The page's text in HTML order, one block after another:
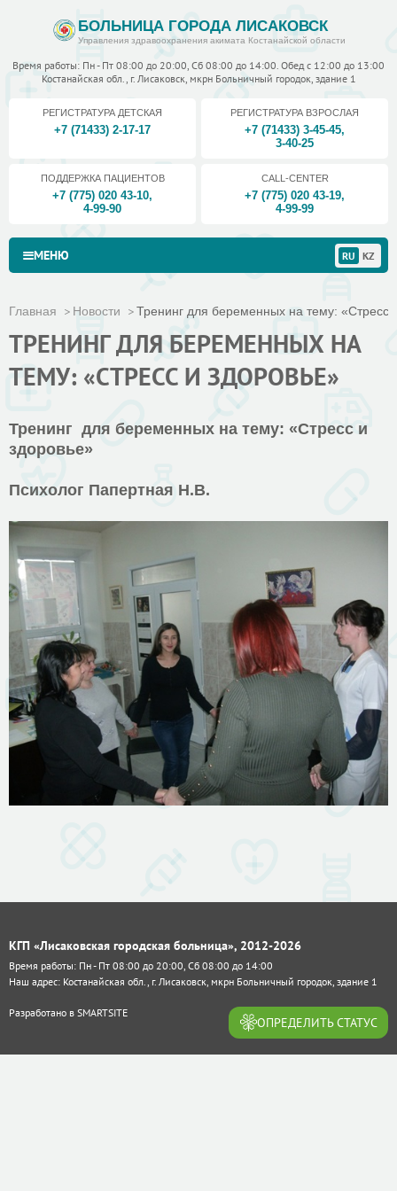
БОЛЬНИЦА ГОРОДА ЛИСАКОВСК
Управления здравоохранения акимата Костанайской области
Время работы: Пн - Пт 08:00 до 20:00, Сб 08:00 до 14:00. Обед с 12:00 до 13:00
Костанайская обл., г. Лисаковск, мкрн Больничный городок, здание 1
РЕГИСТРАТУРА ДЕТСКАЯ
+7 (71433) 2-17-17
РЕГИСТРАТУРА ВЗРОСЛАЯ
+7 (71433) 3-45-45,
3-40-25
ПОДДЕРЖКА ПАЦИЕНТОВ
+7 (775) 020 43-10,
4-99-90
CALL-CENTER
+7 (775) 020 43-19,
4-99-99
МЕНЮ RU KZ
Главная Новости Тренинг для беременных на тему: «Стресс
ТРЕНИНГ ДЛЯ БЕРЕМЕННЫХ НА
ТЕМУ: «СТРЕСС И ЗДОРОВЬЕ»
Тренинг для беременных на тему: «Стресс и
здоровье»
Психолог Папертная Н.В.
КГП «Лисаковская городская больница», 2012-2026
Время работы: Пн - Пт 08:00 до 20:00, Сб 08:00 до 14:00
Наш адрес: Костанайская обл., г. Лисаковск, мкрн Больничный городок, здание 1
Разработано в SMARTSITE
ОПРЕДЕЛИТЬ СТАТУС